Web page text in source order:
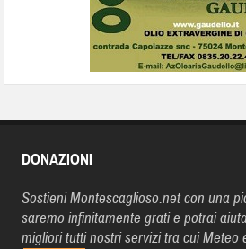
DONAZIONI
Sostieni Montescaglioso.net con una
saremo infinitamente grati e potrai
migliori tutti nostri servizi tra cui Meteo